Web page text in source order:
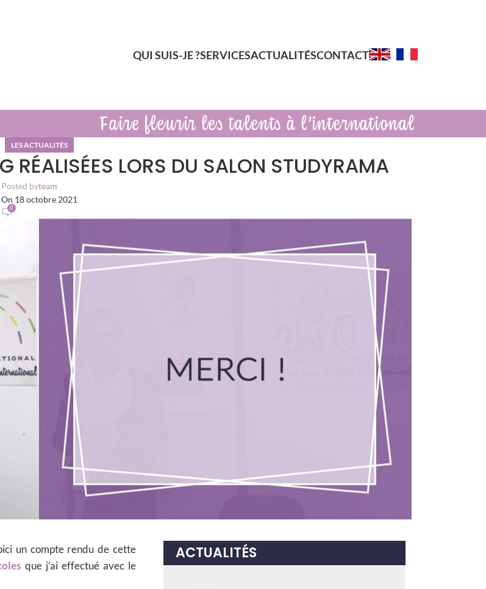
QUI SUIS-JE ?SERVICESACTUALITÉSCONTACT
LES ACTUALITÉS
RÉALISÉES LORS DU SALON STUDYRAMA
Posted byteam
On 18 octobre 2021
0
un compte rendu de cette
que j’ai effectué avec le
ACTUALITÉS